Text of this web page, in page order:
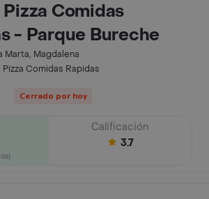
Comidas
- Parque Bureche
Marta, Magdalena
Pizza Comidas Rapidas
Cerrado por hoy
Calificación
3.7